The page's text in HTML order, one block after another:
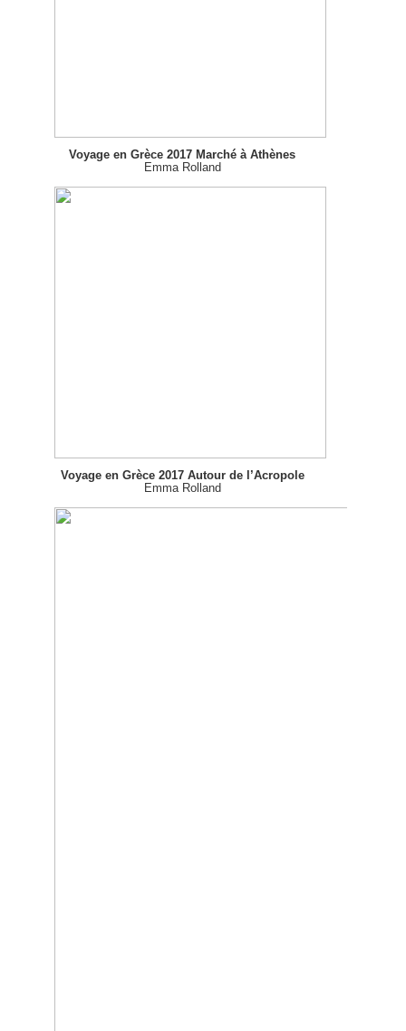
Voyage en Grèce 2017 Marché à Athènes
Emma Rolland
Voyage en Grèce 2017 Autour de l’Acropole
Emma Rolland